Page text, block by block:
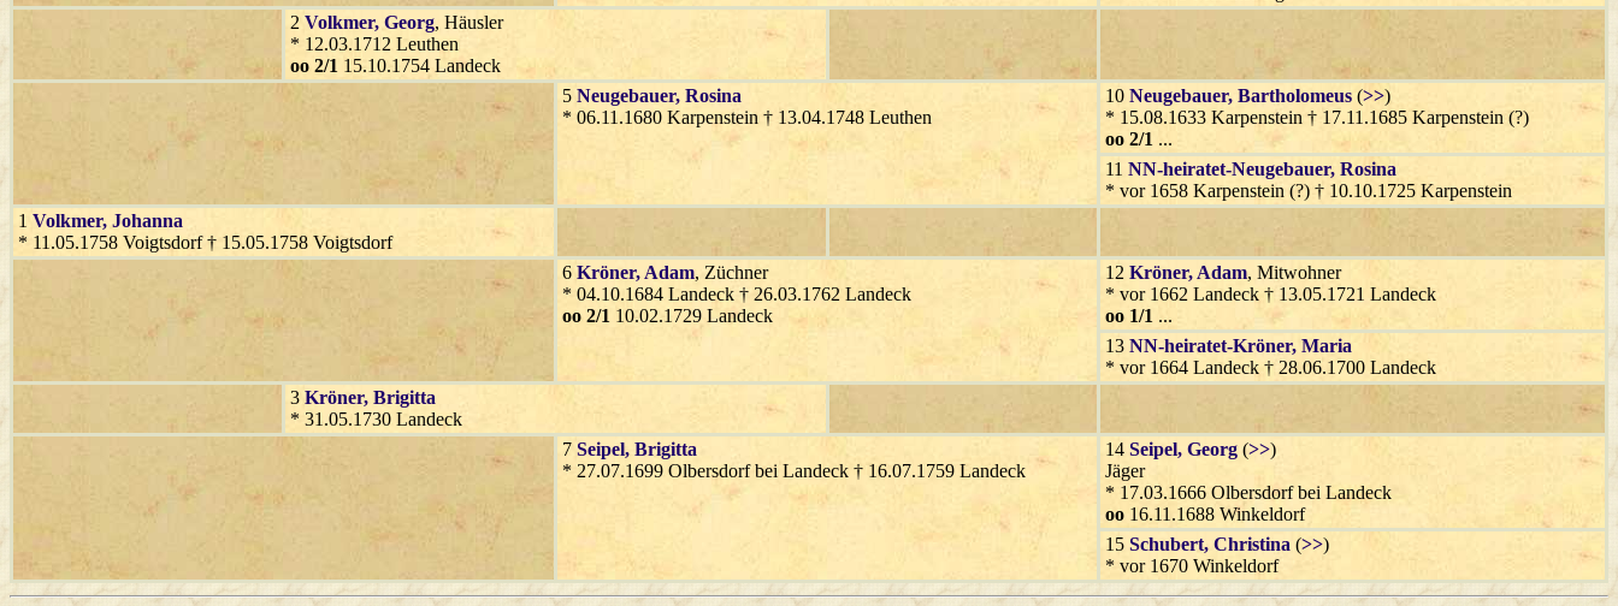
2 Volkmer, Georg, Häusler
* 12.03.1712 Leuthen
oo 2/1 15.10.1754 Landeck
5 Neugebauer, Rosina
* 06.11.1680 Karpenstein † 13.04.1748 Leuthen
10 Neugebauer, Bartholomeus (>>)
* 15.08.1633 Karpenstein † 17.11.1685 Karpenstein (?)
oo 2/1 ...
11 NN-heiratet-Neugebauer, Rosina
* vor 1658 Karpenstein (?) † 10.10.1725 Karpenstein
1 Volkmer, Johanna
* 11.05.1758 Voigtsdorf † 15.05.1758 Voigtsdorf
6 Kröner, Adam, Züchner
* 04.10.1684 Landeck † 26.03.1762 Landeck
oo 2/1 10.02.1729 Landeck
12 Kröner, Adam, Mitwohner
* vor 1662 Landeck † 13.05.1721 Landeck
oo 1/1 ...
13 NN-heiratet-Kröner, Maria
* vor 1664 Landeck † 28.06.1700 Landeck
3 Kröner, Brigitta
* 31.05.1730 Landeck
7 Seipel, Brigitta
* 27.07.1699 Olbersdorf bei Landeck † 16.07.1759 Landeck
14 Seipel, Georg (>>)
Jäger
* 17.03.1666 Olbersdorf bei Landeck
oo 16.11.1688 Winkeldorf
15 Schubert, Christina (>>)
* vor 1670 Winkeldorf